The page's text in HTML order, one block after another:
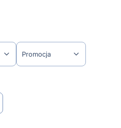
Promocja